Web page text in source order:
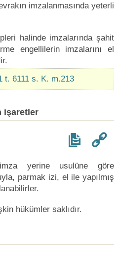
imzalanmasında yeterli
halinde imzalarında şahit
engellilerin imzalarını el
t. 6111 s. K. m.213
işaretler
yerine usulüne göre
parmak izi, el ile yapılmış
hükümler saklıdır.